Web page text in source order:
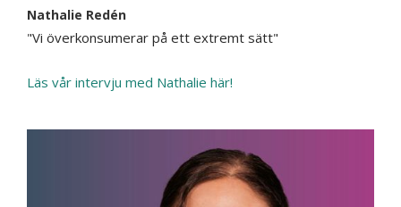
Nathalie Redén
"Vi överkonsumerar på ett extremt sätt"
Läs vår intervju med Nathalie här!